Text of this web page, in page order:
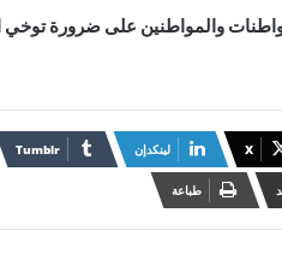
والمواطنين على ضرورة توخي
X لينكدإن
طباعة